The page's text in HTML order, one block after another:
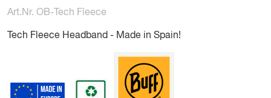
Art.Nr. OB-Tech Fleece
Tech Fleece Headband - Made in Spain!